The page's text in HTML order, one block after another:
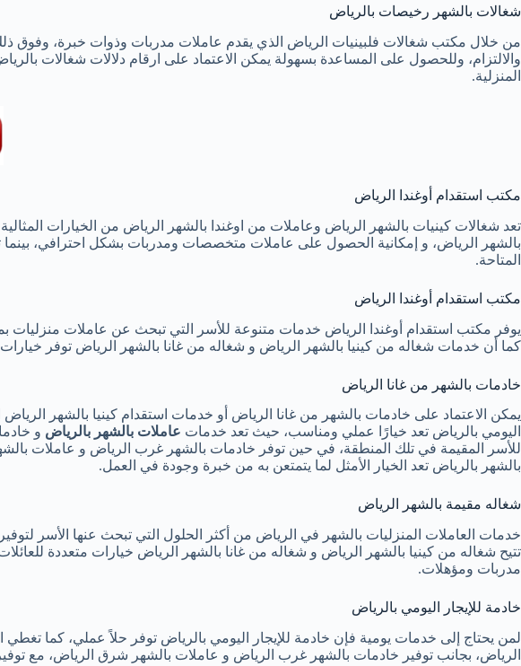
شغالات بالشهر رخيصات بالرياض
من خلال مكتب شغالات فلبينيات الرياض الذي يقدم عاملات مدربات وذوات خبرة، وفوق
والالتزام، وللحصول على المساعدة بسهولة يمكن الاعتماد على ارقام دلالات شغالات
المنزلية.
مكتب استقدام أوغندا الرياض
تعد شغالات كينيات بالشهر الرياض وعاملات من اوغندا بالشهر الرياض من الخيارات
بالشهر الرياض، و إمكانية الحصول على عاملات متخصصات ومدربات بشكل احترافي،
المتاحة.
مكتب استقدام أوغندا الرياض
يوفر مكتب استقدام أوغندا الرياض خدمات متنوعة للأسر التي تبحث عن عاملات منزليات
كما أن خدمات شغاله من كينيا بالشهر الرياض و شغاله من غانا بالشهر الرياض توفر خيارات
خادمات بالشهر من غانا الرياض
يمكن الاعتماد على خادمات بالشهر من غانا الرياض أو خدمات استقدام كينيا بالشهر
اليومي بالرياض تعد خيارًا عملي ومناسب، حيث تعد خدمات عاملات بالشهر بالرياض و
للأسر المقيمة في تلك المنطقة، في حين توفر خادمات بالشهر غرب الرياض و عاملات
بالشهر بالرياض تعد الخيار الأمثل لما يتمتعن به من خبرة وجودة في العمل.
شغاله مقيمة بالشهر الرياض
خدمات العاملات المنزليات بالشهر في الرياض من أكثر الحلول التي تبحث عنها الأسر
تتيح شغاله من كينيا بالشهر الرياض و شغاله من غانا بالشهر الرياض خيارات متعددة
مدربات ومؤهلات.
خادمة للإيجار اليومي بالرياض
لمن يحتاج إلى خدمات يومية فإن خادمة للإيجار اليومي بالرياض توفر حلاً عملي، كما
الرياض، بجانب توفير خادمات بالشهر غرب الرياض و عاملات بالشهر شرق الرياض، مع